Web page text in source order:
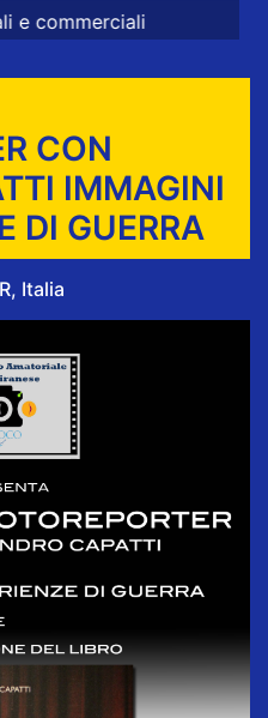
CON
IMMAGINI
DI GUERRA
Italia